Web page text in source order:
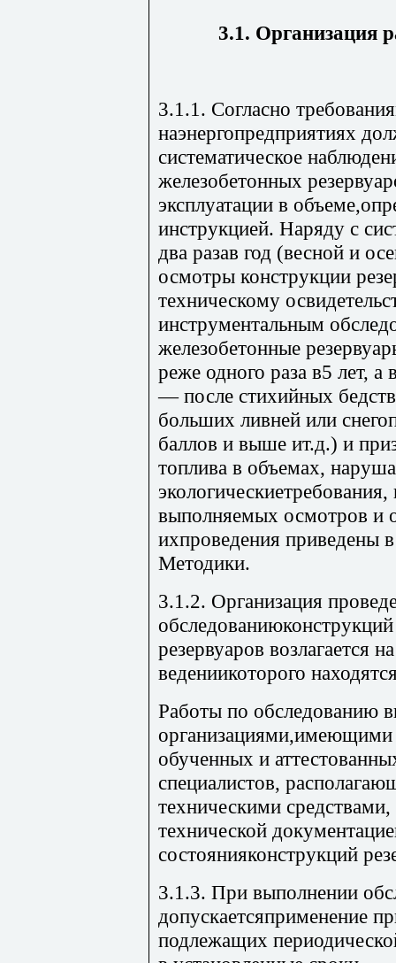
3.1. Организация
3.1.1. Согласно
наэнергопредприятиях
систематическое
железобетонных
эксплуатации в
инструкцией. Наряду с
два разав год (весной и
осмотры конструкции
техническому
инструментальным
железобетонные
реже одного раза в5 лет,
— после стихийных
больших ливней или
баллов и выше ит.д.) и
топлива в объемах,
выполняемых осмотров и
ихпроведения приведены
Методики.
3.1.2. Организация
резервуаров возлагается
ведениикоторого
Работы по обследованию
обученных и
специалистов,
техническими
технической
состоянияконструкций
3.1.3. При выполнении
допускаетсяприменение
подлежащих